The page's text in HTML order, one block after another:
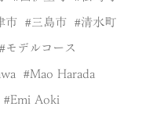
市 三島市 清水町
モデルコース
Mao Harada
Emi Aoki